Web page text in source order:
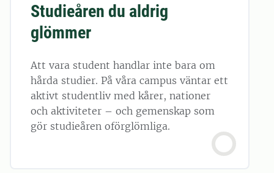
Studieåren du aldrig
glömmer
Att vara student handlar inte bara om
hårda studier. På våra campus väntar ett
aktivt studentliv med kårer, nationer
och aktiviteter – och gemenskap som
gör studieåren oförglömliga.